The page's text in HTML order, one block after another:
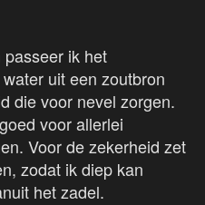
ik het
uit een zoutbron
die voor nevel zorgen.
voor allerlei
Voor de zekerheid zet
zodat ik diep kan
het zadel.